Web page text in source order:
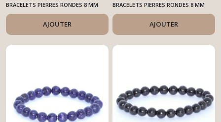
BRACELETS PIERRES RONDES 8 MM
AJOUTER
BRACELETS PIERRES RONDES 8 MM
AJOUTER